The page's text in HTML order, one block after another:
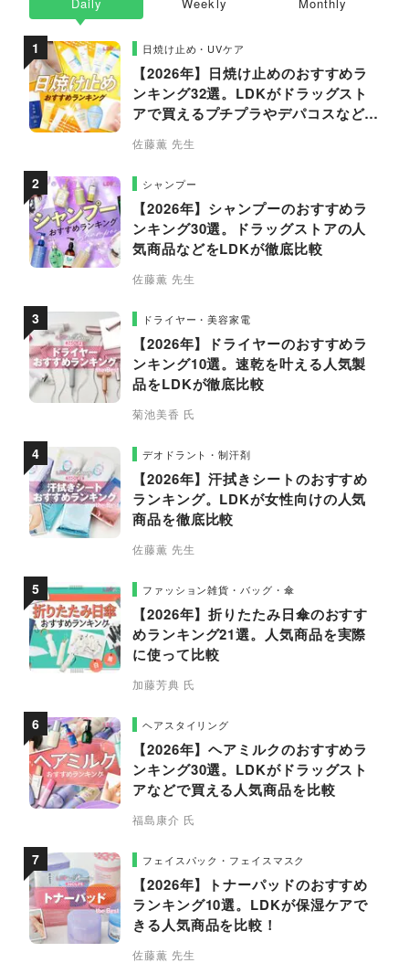
Daily
日焼け止め・UVケア
【2026年】日焼け止めのおすすめラ
ンキング32選。LDKがドラッグスト
アで買えるプチプラやデパコスなどの
佐藤薫 先生
シャンプー
【2026年】シャンプーのおすすめラ
ンキング30選。ドラッグストアの人
気商品などをLDKが徹底比較
佐藤薫 先生
ドライヤー・美容家電
【2026年】ドライヤーのおすすめラ
ンキング10選。速乾を叶える人気製
品をLDKが徹底比較
菊池美香 氏
デオドラント・制汗剤
【2026年】汗拭きシートのおすすめ
ランキング。LDKが女性向けの人気
商品を徹底比較
佐藤薫 先生
ファッション雑貨・バッグ・傘
【2026年】折りたたみ日傘のおすす
めランキング21選。人気商品を実際
に使って比較
加藤芳典 氏
ヘアスタイリング
【2026年】ヘアミルクのおすすめラ
ンキング30選。LDKがドラッグスト
アなどで買える人気商品を比較
福島康介 氏
フェイスパック・フェイスマスク
【2026年】トナーパッドのおすすめ
ランキング10選。LDKが保湿ケアで
きる人気商品を比較！
佐藤薫 先生
Weekly Monthly